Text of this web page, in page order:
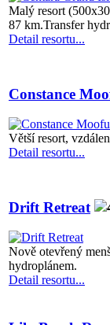
Malý resort
87 km.Transfer
Detail resortu...
Constance
Větší resort,
Detail resortu...
Drift Retreat
Nově otevřený
hydroplánem.
Detail resortu...